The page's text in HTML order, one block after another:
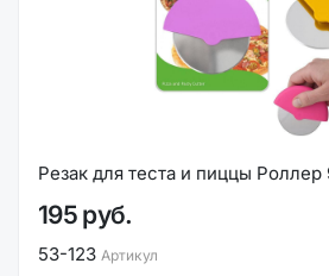
Резак для теста и пиццы
195 руб.
53-123 Артикул